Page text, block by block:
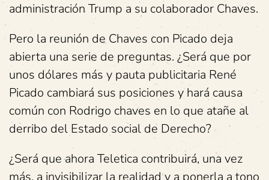
administración Trump a su colaborador Chaves.
Pero la reunión de Chaves con Picado deja
abierta una serie de preguntas. ¿Será que por
unos dólares más y pauta publicitaria René
Picado cambiará sus posiciones y hará causa
común con Rodrigo chaves en lo que atañe al
derribo del Estado social de Derecho?
¿Será que ahora Teletica contribuirá, una vez
más, a invisibilizar la realidad y a ponerla a tono